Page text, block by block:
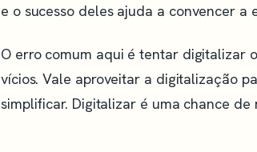
e o sucesso deles ajuda a convencer a
O erro comum aqui é tentar digitalizar
vícios. Vale aproveitar a digitalização
simplificar. Digitalizar é uma chance